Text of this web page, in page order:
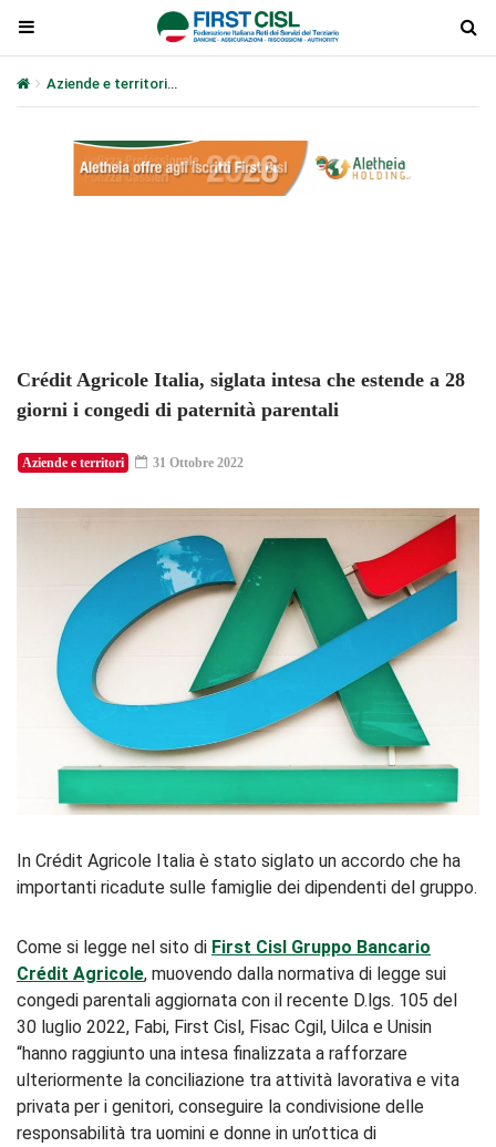
Aziende e territori
Crédit Agricole Italia, siglata intesa che estende a 28
giorni i congedi di paternità parentali
Aziende e territori 31 Ottobre 2022
In Crédit Agricole Italia è stato siglato un accordo che ha
importanti ricadute sulle famiglie dei dipendenti del gruppo.
Come si legge nel sito di First Cisl Gruppo Bancario
Crédit Agricole, muovendo dalla normativa di legge sui
congedi parentali aggiornata con il recente D.lgs. 105 del
30 luglio 2022, Fabi, First Cisl, Fisac Cgil, Uilca e Unisin
“hanno raggiunto una intesa finalizzata a rafforzare
ulteriormente la conciliazione tra attività lavorativa e vita
privata per i genitori, conseguire la condivisione delle
responsabilità tra uomini e donne in un’ottica di